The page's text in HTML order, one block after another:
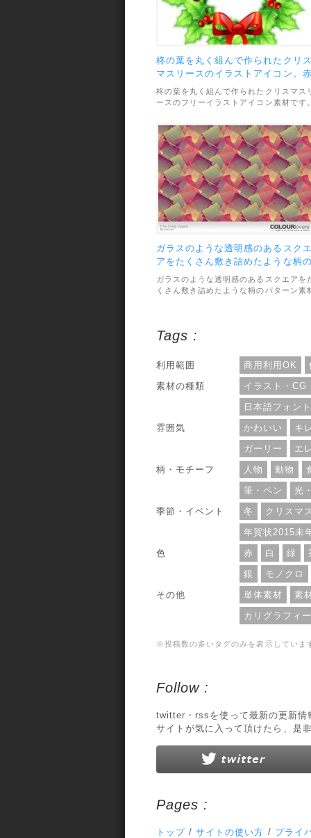
柊の葉を丸く組んで作られたクリ
マスリースのイラストアイコン。
と緑が可愛いデザイン。
柊の葉を丸く組んで作られたクリスマス
ースのフリーイラストアイコン素材です
トになっていて、とっても可愛い雰囲気
素材のファイル形式は透過PNGで、画像
サイズは512×512pxです。利用範囲につ
いては、個人・商用利用問わずOKとなっ
ています。
ガラスのような透明感のあるスク
アをたくさん敷き詰めたような柄
パターン
ガラスのような透明感のあるスクエアを
くさん敷き詰めたような柄のパターン素
個人利用までとなっています。
Tags :
利用範囲 商用利用OK
素材の種類
イラスト・CG
日本語フォン
雰囲気
かわいい
キ
ガーリー
エ
柄・モチーフ
人物 動物
筆・ペン
光
季節・イベント
冬
クリスマ
年賀状2015未
色
赤 白 緑
銀
モノクロ
その他
単体素材
素
カリグラフィ
※投稿数の多いタグのみを表示していま
Follow :
twitter・rssを使って最新の更新情
サイトが気に入って頂けたら、是
Pages :
トップ /サイトの使い方 / プライ